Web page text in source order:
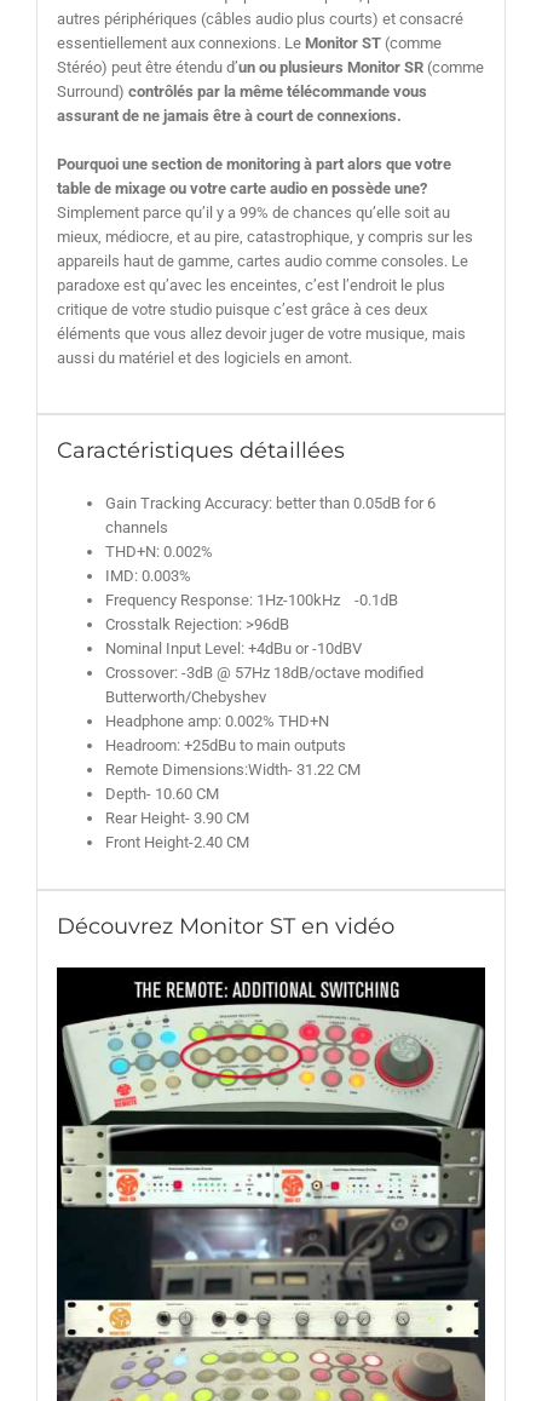
autres périphériques (câbles audio plus courts) et consacré
essentiellement aux connexions. Le Monitor ST(comme
Stéréo) peut être étendu d’un ou plusieurs Monitor SR (comme
Surround) contrôlés par la même télécommande vous
assurant de ne jamais être à court de connexions.
Pourquoi une section de monitoring à part alors que votre
table de mixage ou votre carte audio en possède une?
Simplement parce qu’il y a 99% de chances qu’elle soit au
mieux, médiocre, et au pire, catastrophique, y compris sur les
appareils haut de gamme, cartes audio comme consoles. Le
paradoxe est qu’avec les enceintes, c’est l’endroit le plus
critique de votre studio puisque c’est grâce à ces deux
éléments que vous allez devoir juger de votre musique, mais
aussi du matériel et des logiciels en amont.
Caractéristiques détaillées
Gain Tracking Accuracy: better than 0.05dB for 6
channels
THD+N: 0.002%
IMD: 0.003%
Frequency Response: 1Hz-100kHz -0.1dB
Crosstalk Rejection: >96dB
Nominal Input Level: +4dBu or -10dBV
Crossover: -3dB @ 57Hz 18dB/octave modified
Butterworth/Chebyshev
Headphone amp: 0.002% THD+N
Headroom: +25dBu to main outputs
Remote Dimensions:Width- 31.22 CM
Depth- 10.60 CM
Rear Height- 3.90 CM
Front Height-2.40 CM
Découvrez Monitor ST en vidéo